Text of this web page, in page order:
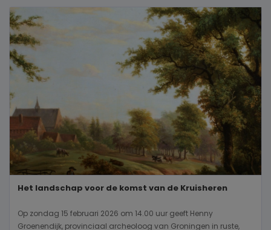
Het landschap voor de komst van de Kruisheren
Op zondag 15 februari 2026 om 14.00 uur geeft Henny
Groenendijk, provinciaal archeoloog van Groningen in ruste,